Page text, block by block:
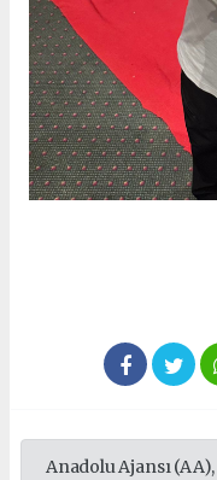
Anadolu Ajansı